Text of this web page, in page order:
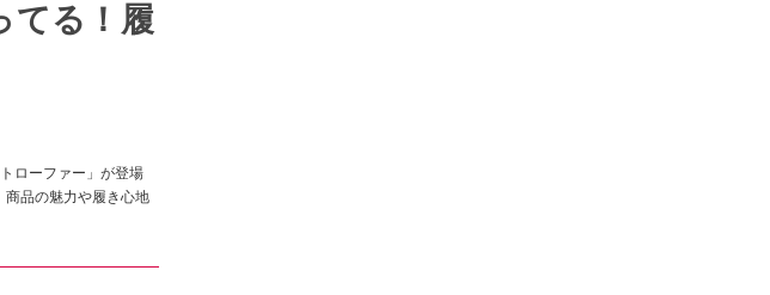
てる！履
ローファー」が登場
商品の魅力や履き心地